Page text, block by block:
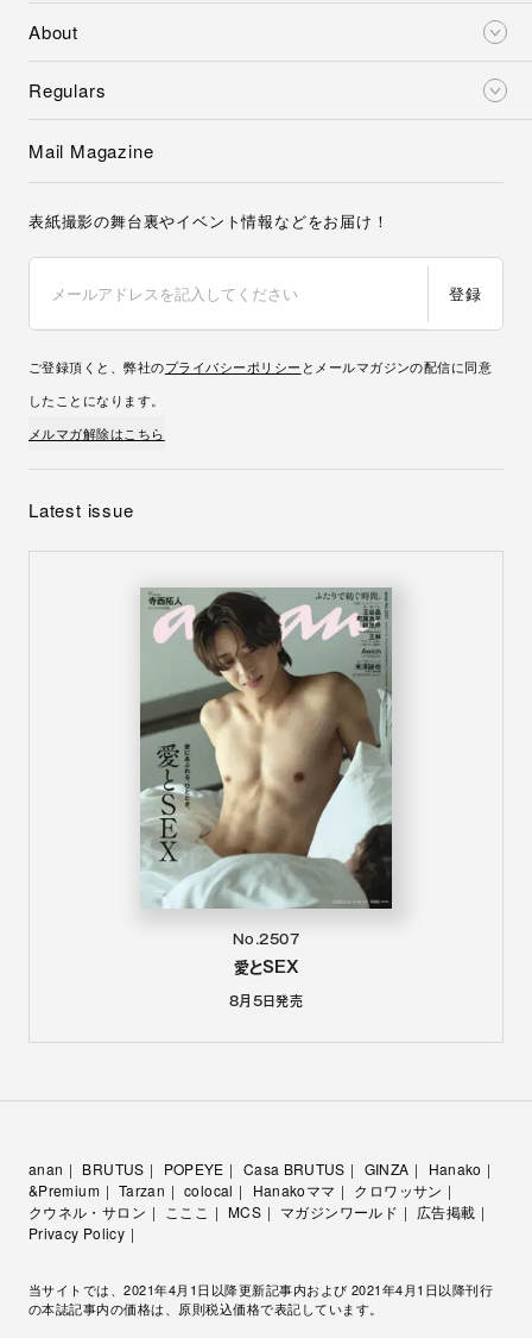
About
Regulars
Mail Magazine
表紙撮影の舞台裏やイベント情報などをお届け！
登録
ご登録頂くと、弊社のプライバシーポリシー とメールマガジンの配信に同意
したことになります。
メルマガ解除はこちら
Latest issue
No.2507
愛とSEX
8月5日発売
anan BRUTUS POPEYE Casa BRUTUS GINZA
Hanako
&Premium
Tarzan colocal Hanakoママ
クロワッサン
クウネル・サロン
こここ MCS マガジンワールド
広告掲載
Privacy Policy
当サイトでは、2021年4月1日以降更新記事内および 2021年4月1日以降刊行
の本誌記事内の価格は、原則税込価格で表記しています。